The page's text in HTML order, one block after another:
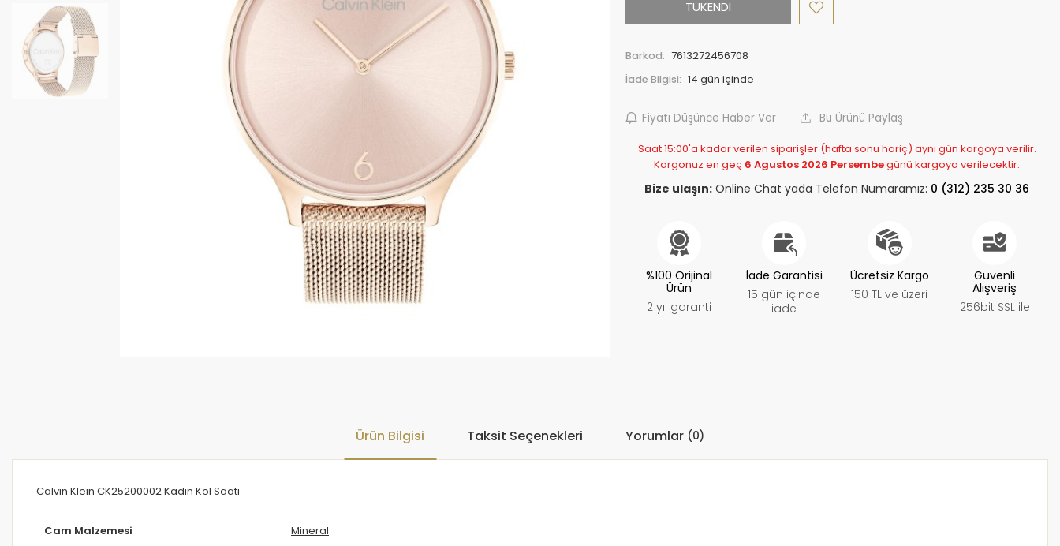
TÜKENDİ
Barkod: 7613272456708
İade Bilgisi:
Fiyatı Düşünce Haber Ver Bu Ürünü Paylaş
Saat 15:00'a kadar verilen siparişler (hafta sonu hariç) aynı gün kargoya verilir.
Kargonuz en geç 6 Agustos 2026 Persembe günü kargoya verilecektir.
Bize ulaşın: Online Chat yada Telefon Numaramız: 0 (312) 235 30 36
%100 Orijinal
Ürün
2 yıl garanti
İade Garantisi
15 gün içinde
iade
Ücretsiz Kargo
150 TL ve üzeri
Güvenli
Alışveriş
256bit SSL ile
Ürün Bilgisi Taksit Seçenekleri Yorumlar (0)
Calvin Klein CK25200002 Kadın Kol Saati
Cam Malzemesi Mineral